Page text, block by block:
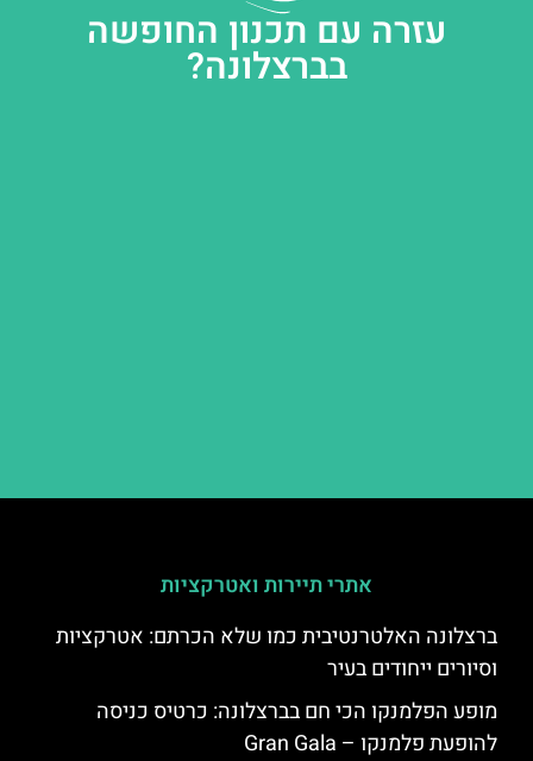
עזרה עם תכנון החופשה
בברצלונה?
אתרי תיירות ואטרקציות
ברצלונה האלטרנטיבית כמו שלא הכרתם: אטרקציות
וסיורים ייחודים בעיר
מופע הפלמנקו הכי חם בברצלונה: כרטיס כניסה
להופעת פלמנקו – Gran Gala